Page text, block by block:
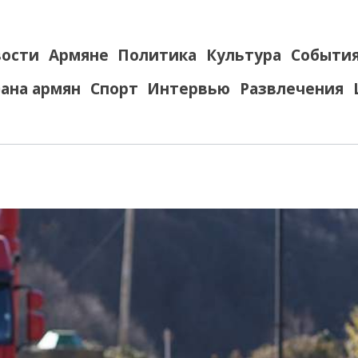
Армяне Политика Культура
армян Спорт Интервью Развлечения